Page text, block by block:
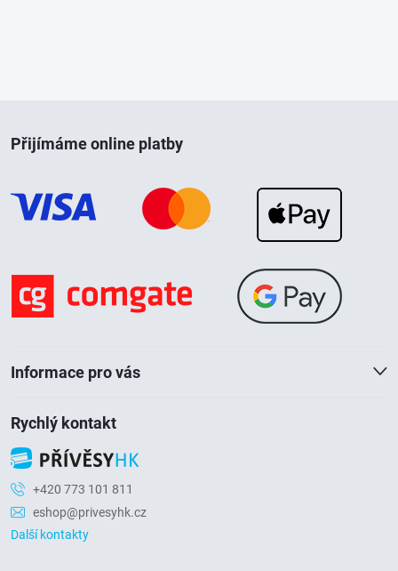
p
Přijímáme online platby
Informace pro vás
Rychlý kontakt
+420 773 101 811
eshop@privesyhk.cz
Další kontakty